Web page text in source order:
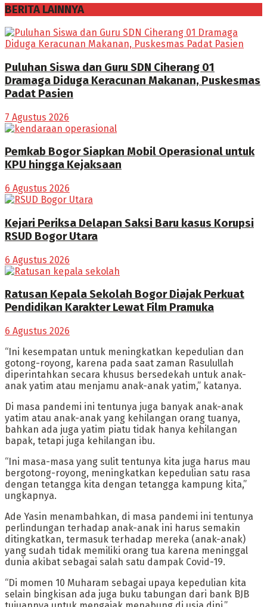
BERITA LAINNYA
Puluhan Siswa dan Guru SDN Ciherang 01
Dramaga Diduga Keracunan Makanan, Puskesmas
Padat Pasien
7 Agustus 2026
Pemkab Bogor Siapkan Mobil Operasional untuk
KPU hingga Kejaksaan
6 Agustus 2026
Kejari Periksa Delapan Saksi Baru kasus Korupsi
RSUD Bogor Utara
6 Agustus 2026
Ratusan Kepala Sekolah Bogor Diajak Perkuat
Pendidikan Karakter Lewat Film Pramuka
6 Agustus 2026
“Ini kesempatan untuk meningkatkan kepedulian dan
gotong-royong, karena pada saat zaman Rasulullah
diperintahkan secara khusus bersedekah untuk anak-
anak yatim atau menjamu anak-anak yatim,” katanya.
Di masa pandemi ini tentunya juga banyak anak-anak
yatim atau anak-anak yang kehilangan orang tuanya,
bahkan ada juga yatim piatu tidak hanya kehilangan
bapak, tetapi juga kehilangan ibu.
“Ini masa-masa yang sulit tentunya kita juga harus mau
bergotong-royong, meningkatkan kepedulian satu rasa
dengan tetangga kita dengan tetangga kampung kita,”
ungkapnya.
Ade Yasin menambahkan, di masa pandemi ini tentunya
perlindungan terhadap anak-anak ini harus semakin
ditingkatkan, termasuk terhadap mereka (anak-anak)
yang sudah tidak memiliki orang tua karena meninggal
dunia akibat sebagai salah satu dampak Covid-19.
“Di momen 10 Muharam sebagai upaya kepedulian kita
selain bingkisan ada juga buku tabungan dari bank BJB